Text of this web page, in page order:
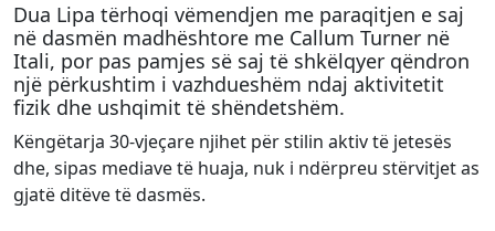
Dua Lipa tërhoqi vëmendjen me paraqitjen e saj
në dasmën madhështore me Callum Turner në
Itali, por pas pamjes së saj të shkëlqyer qëndron
një përkushtim i vazhdueshëm ndaj aktivitetit
fizik dhe ushqimit të shëndetshëm.
Këngëtarja 30-vjeçare njihet për stilin aktiv të jetesës
dhe, sipas mediave të huaja, nuk i ndërpreu stërvitjet as
gjatë ditëve të dasmës.